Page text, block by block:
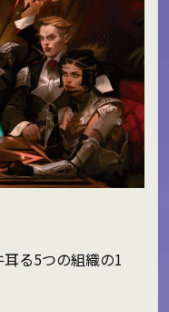
る5つの組織の1